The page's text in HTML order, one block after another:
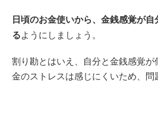
日頃のお金使いから、金銭感覚が
るようにしましょう。
割り勘とはいえ、自分と金銭感覚
金のストレスは感じにくいため、問